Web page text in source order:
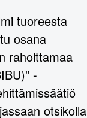
tuoreesta
osana
rahoittamaa
-
otsikolla